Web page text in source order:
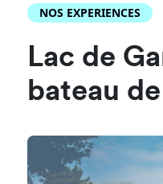
NOS EXPERIENCES
Lac de
bateau